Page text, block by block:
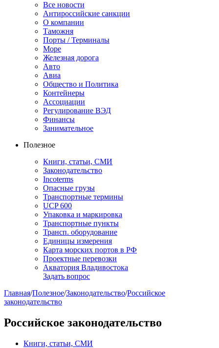
Все новости
Антироссийские санкции
О компании
Таможня
Порты / Терминалы
Море
Железная дорога
Авто
Авиа
Общество и Политика
Контейнеры
Ассоциации
Регулирование ВЭД
Финансы
Занимательное
Полезное
Книги, статьи, СМИ
Законодательство
Incoterms
Опасные грузы
Транспортные термины
UCP 600
Упаковка и маркировка
Транспортные пункты
Трансп. оборудование
Единицы измерения
Карта морских портов в РФ
Проектные перевозки
Акватория Владивостока
Задать вопрос
Главная/Полезное/Законодательство/Российское
законодательство
Российское законодательство
Книги, статьи, СМИ